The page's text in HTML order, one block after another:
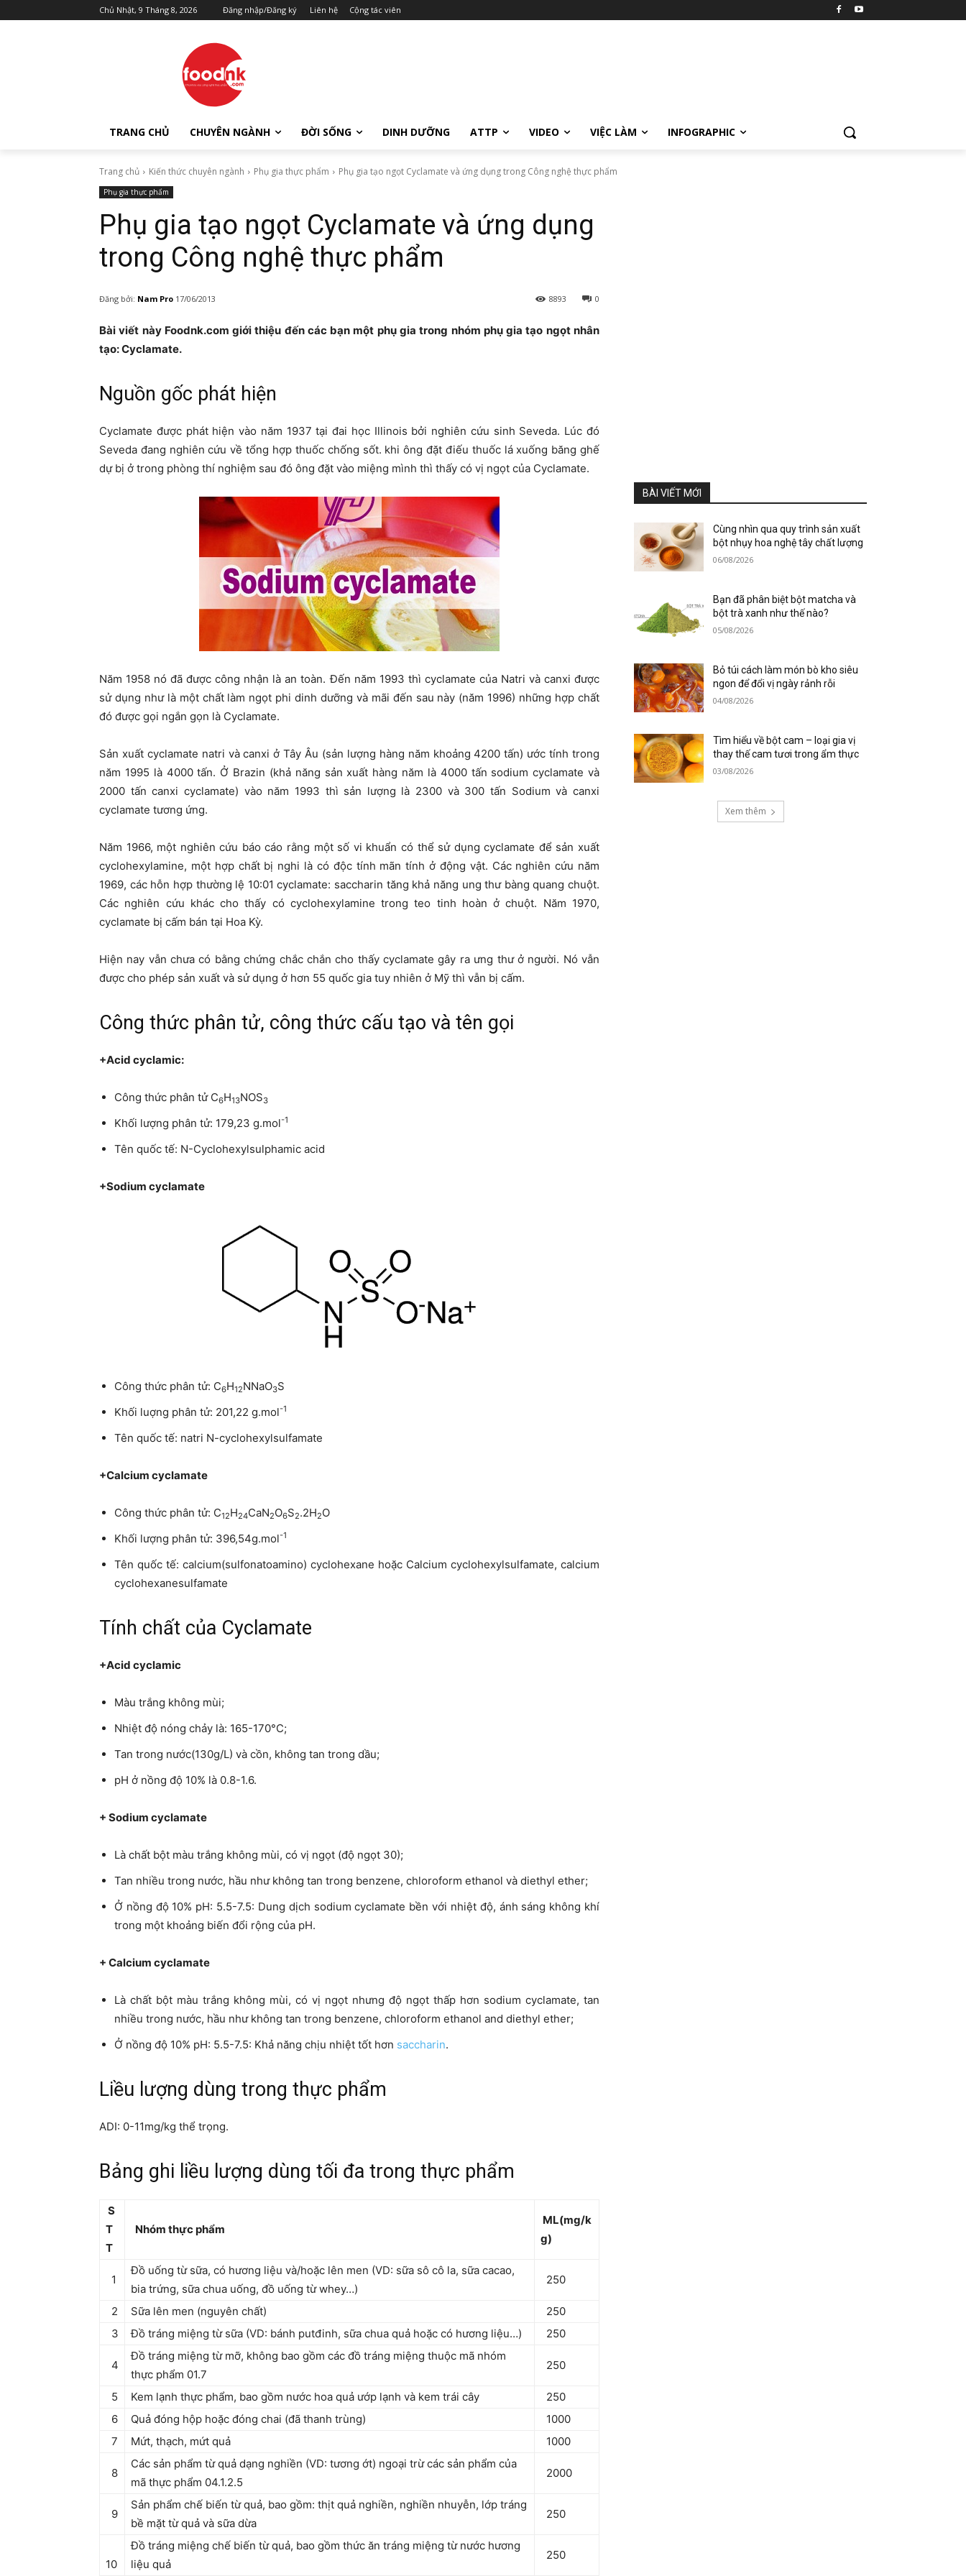
Chủ Nhật, 9 Tháng 8, 2026 Đăng nhập/Đăng ký Liên hệ Cộng tác viên
TRANG CHỦ CHUYÊN NGÀNH ĐỜI SỐNG DINH DƯỠNG ATTP VIDEO VIỆC LÀM INFOGRAPHIC
Trang chủ Kiến thức chuyên ngành Phụ gia thực phẩm Phụ gia tạo ngọt Cyclamate và ứng dụng trong Công nghệ thực phẩm
Phụ gia thực phẩm
Phụ gia tạo ngọt Cyclamate và ứng dụng
trong Công nghệ thực phẩm
Đăng bởi: Nam Pro 17/06/2013 0
8893
Bài viết này Foodnk.com giới thiệu đến các bạn một phụ gia trong nhóm phụ gia tạo ngọt nhân
tạo: Cyclamate.
Nguồn gốc phát hiện
Cyclamate được phát hiện vào năm 1937 tại đai học Illinois bởi nghiên cứu sinh Seveda. Lúc đó
Seveda đang nghiên cứu về tổng hợp thuốc chống sốt. khi ông đặt điếu thuốc lá xuống băng ghế
dự bị ở trong phòng thí nghiệm sau đó ông đặt vào miệng mình thì thấy có vị ngọt của Cyclamate.
Năm 1958 nó đã được công nhận là an toàn. Đến năm 1993 thì cyclamate của Natri và canxi được
sử dụng như là một chất làm ngọt phi dinh dưỡng và mãi đến sau này (năm 1996) những hợp chất
đó được gọi ngắn gọn là Cyclamate.
Sản xuất cyclamate natri và canxi ở Tây Âu (sản lượng hàng năm khoảng 4200 tấn) ước tính trong
năm 1995 là 4000 tấn. Ở Brazin (khả năng sản xuất hàng năm là 4000 tấn sodium cyclamate và
2000 tấn canxi cyclamate) vào năm 1993 thì sản lượng là 2300 và 300 tấn Sodium và canxi
cyclamate tương ứng.
Năm 1966, một nghiên cứu báo cáo rằng một số vi khuẩn có thể sử dụng cyclamate để sản xuất
cyclohexylamine, một hợp chất bị nghi là có độc tính mãn tính ở động vật. Các nghiên cứu năm
1969, các hỗn hợp thường lệ 10:01 cyclamate: saccharin tăng khả năng ung thư bàng quang chuột.
Các nghiên cứu khác cho thấy có cyclohexylamine trong teo tinh hoàn ở chuột. Năm 1970,
cyclamate bị cấm bán tại Hoa Kỳ.
Hiện nay vẫn chưa có bằng chứng chắc chắn cho thấy cyclamate gây ra ưng thư ở người. Nó vẫn
được cho phép sản xuất và sử dụng ở hơn 55 quốc gia tuy nhiên ở Mỹ thì vẫn bị cấm.
Công thức phân tử, công thức cấu tạo và tên gọi
+Acid cyclamic:
Công thức phân tử C6H13NOS3
Khối lượng phân tử: 179,23 g.mol-1
Tên quốc tế: N-Cyclohexylsulphamic acid
+Sodium cyclamate
Công thức phân tử: C6H12NNaO3S
Khối luợng phân tử: 201,22 g.mol-1
Tên quốc tế: natri N-cyclohexylsulfamate
+Calcium cyclamate
Công thức phân tử: C12H24CaN2O6S2.2H2O
Khối lượng phân tử: 396,54g.mol-1
Tên quốc tế: calcium(sulfonatoamino) cyclohexane hoặc Calcium cyclohexylsulfamate, calcium
cyclohexanesulfamate
Tính chất của Cyclamate
+Acid cyclamic
Màu trắng không mùi;
Nhiệt độ nóng chảy là: 165-170°C;
Tan trong nước(130g/L) và cồn, không tan trong dầu;
pH ở nồng độ 10% là 0.8-1.6.
+ Sodium cyclamate
Là chất bột màu trắng không mùi, có vị ngọt (độ ngọt 30);
Tan nhiều trong nước, hầu như không tan trong benzene, chloroform ethanol và diethyl ether;
Ở nồng độ 10% pH: 5.5-7.5: Dung dịch sodium cyclamate bền với nhiệt độ, ánh sáng không khí
trong một khoảng biến đổi rộng của pH.
+ Calcium cyclamate
Là chất bột màu trắng không mùi, có vị ngọt nhưng độ ngọt thấp hơn sodium cyclamate, tan
nhiều trong nước, hầu như không tan trong benzene, chloroform ethanol and diethyl ether;
Ở nồng độ 10% pH: 5.5-7.5: Khả năng chịu nhiệt tốt hơn saccharin.
Liều lượng dùng trong thực phẩm
ADI: 0-11mg/kg thể trọng.
Bảng ghi liều lượng dùng tối đa trong thực phẩm
S
T
T
Nhóm thực phẩm
ML(mg/k
g)
1
Đồ uống từ sữa, có hương liệu và/hoặc lên men (VD: sữa sô cô la, sữa cacao,
bia trứng, sữa chua uống, đồ uống từ whey…)
250
2 Sữa lên men (nguyên chất)
250
3
Đồ tráng miệng từ sữa (VD: bánh putđinh, sữa chua quả hoặc có hương liệu…) 250
4
Đồ tráng miệng từ mỡ, không bao gồm các đồ tráng miệng thuộc mã nhóm
thực phẩm 01.7
250
5 Kem lạnh thực phẩm, bao gồm nước hoa quả ướp lạnh và kem trái cây
250
6
Quả đóng hộp hoặc đóng chai (đã thanh trùng)
1000
7
Mứt, thạch, mứt quả 1000
8
Các sản phẩm từ quả dạng nghiền (VD: tương ớt) ngoại trừ các sản phẩm của
mã thực phẩm 04.1.2.5
2000
9
Sản phẩm chế biến từ quả, bao gồm: thịt quả nghiền, nghiền nhuyễn, lớp tráng
bề mặt từ quả và sữa dừa
250
10
Đồ tráng miệng chế biến từ quả, bao gồm thức ăn tráng miệng từ nước hương
liệu quả
250
BÀI VIẾT MỚI
Cùng nhìn qua quy trình sản xuất
bột nhụy hoa nghệ tây chất lượng
06/08/2026
Bạn đã phân biệt bột matcha và
bột trà xanh như thế nào?
05/08/2026
Bỏ túi cách làm món bò kho siêu
ngon để đổi vị ngày rảnh rỗi
04/08/2026
Tìm hiểu về bột cam – loại gia vị
thay thế cam tươi trong ẩm thực
03/08/2026
Xem thêm